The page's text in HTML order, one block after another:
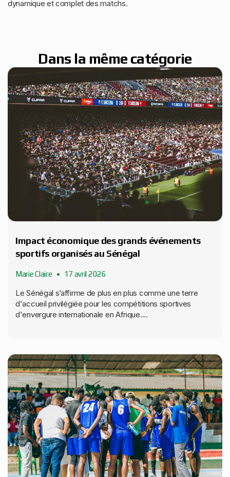
dynamique et complet des matchs.
Dans la même catégorie
Impact économique des grands événements
sportifs organisés au Sénégal
Marie Claire 17 avril 2026
Le Sénégal s’affirme de plus en plus comme une terre
d'accueil privilégiée pour les compétitions sportives
d'envergure internationale en Afrique....